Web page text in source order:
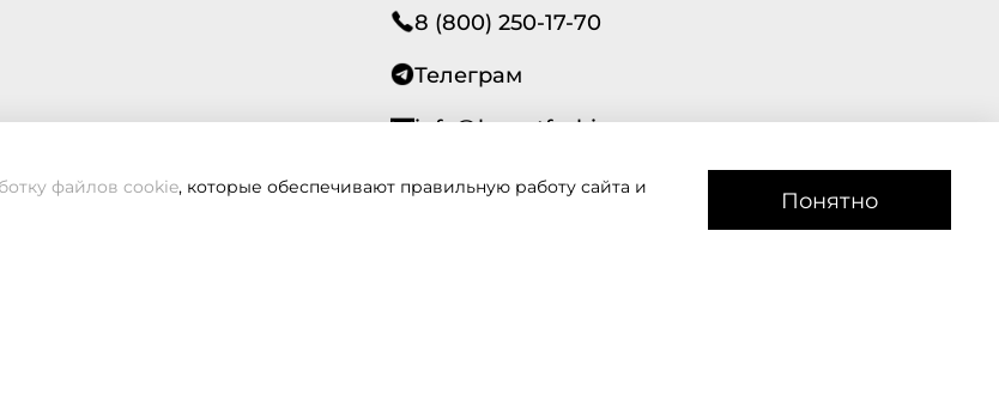
8 (800) 250-17-70
Телеграм
info@lavantfashion.ru
Всегда рады помочь!
файлов cookie, которые обеспечивают правильную работу сайта и
Понятно